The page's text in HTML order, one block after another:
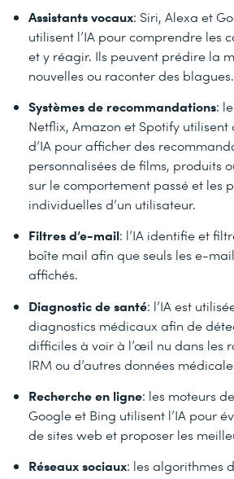
Assistants vocaux: Siri, Alexa et
utilisent l’IA pour comprendre les
et y réagir. Ils peuvent prédire la
nouvelles ou raconter des blagues.
Systèmes de recommandations:
Netflix, Amazon et Spotify utilisent
d’IA pour afficher des
personnalisées de films, produits
sur le comportement passé et les
individuelles d’un utilisateur.
Filtres d’e-mail: l’IA identifie et
boîte mail afin que seuls les e-
affichés.
Diagnostic de santé: l’IA est
diagnostics médicaux afin de
difficiles à voir à l’œil nu dans les
IRM ou d’autres données
Recherche en ligne: les moteurs
Google et Bing utilisent l’IA pour
de sites web et proposer les
Réseaux sociaux: les algorithmes